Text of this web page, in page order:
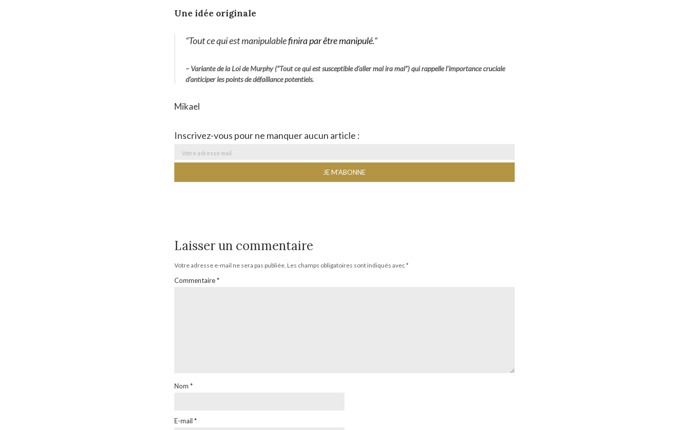
Une idée originale
“Tout ce qui est manipulablefinira par être manipulé.“
– Variante de la Loi de Murphy (“Tout ce qui est susceptible d’aller mal ira mal”) qui rappelle l’importance cruciale
d’anticiper les points de défaillance potentiels.
Mikael
Inscrivez-vous pour ne manquer aucun article :
Laisser un commentaire
Votre adresse e-mail ne sera pas publiée. Les champs obligatoires sont indiqués avec*
Commentaire*
Nom*
E-mail*